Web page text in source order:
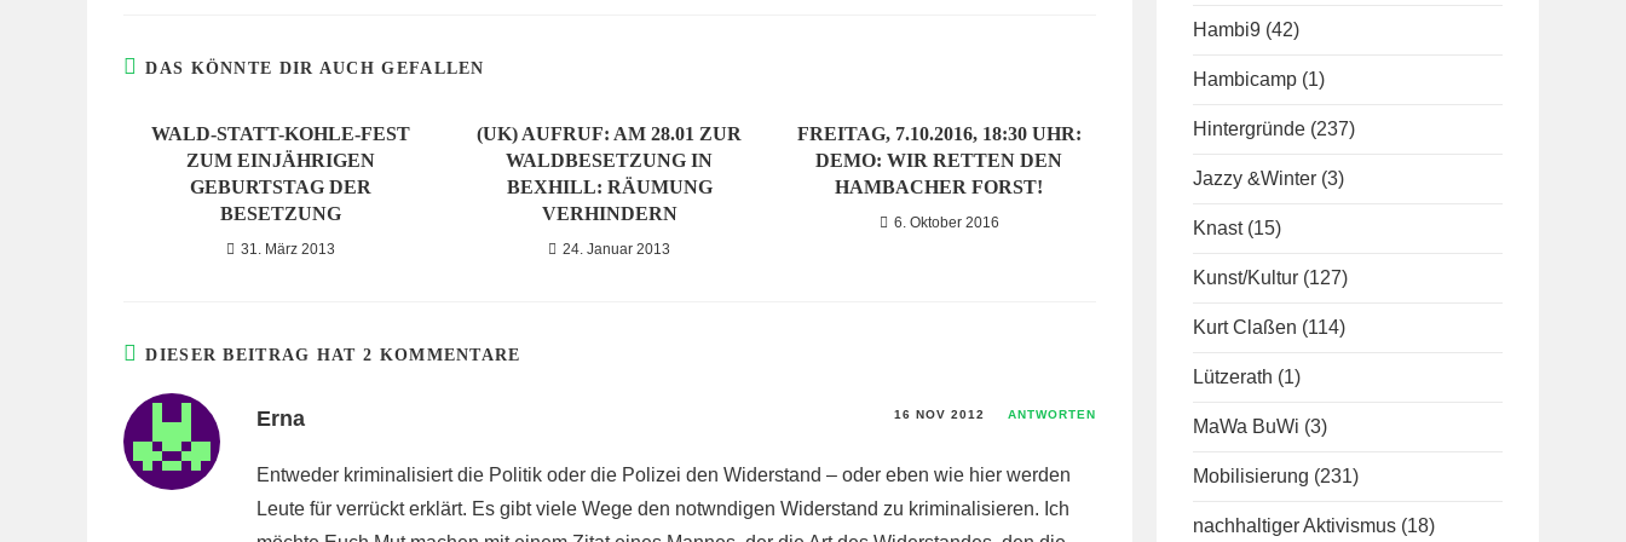
DAS KÖNNTE DIR AUCH GEFALLEN
WALD-STATT-KOHLE-FEST
ZUM EINJÄHRIGEN
GEBURTSTAG DER
BESETZUNG
31. März 2013
(UK) AUFRUF: AM 28.01 ZUR
WALDBESETZUNG IN
BEXHILL: RÄUMUNG
VERHINDERN
24. Januar 2013
FREITAG, 7.10.2016, 18:30 UHR:
DEMO: WIR RETTEN DEN
HAMBACHER FORST!
6. Oktober 2016
DIESER BEITRAG HAT 2 KOMMENTARE
Erna 16 NOV 2012 ANTWORTEN
Entweder kriminalisiert die Politik oder die Polizei den Widerstand – oder eben wie hier werden
Leute für verrückt erklärt. Es gibt viele Wege den notwndigen Widerstand zu kriminalisieren. Ich
Hambi9 (42)
Hambicamp (1)
Hintergründe (237)
Jazzy &Winter (3)
Knast (15)
Kunst/Kultur (127)
Kurt Claßen (114)
Lützerath (1)
MaWa BuWi (3)
Mobilisierung (231)
nachhaltiger Aktivismus (18)